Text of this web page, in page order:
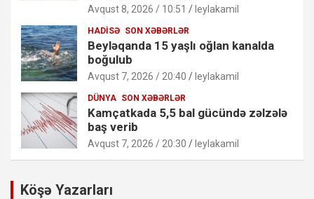
Avqust 8, 2026 / 10:51 leylakamil
HADISƏ SON XƏBƏRLƏR
Beyləqanda 15 yaşlı oğlan kanalda
boğulub
Avqust 7, 2026 / 20:40 leylakamil
DÜNYA SON XƏBƏRLƏR
Kamçatkada 5,5 bal gücündə zəlzələ
baş verib
Avqust 7, 2026 / 20:30 leylakamil
Köşə Yazarları